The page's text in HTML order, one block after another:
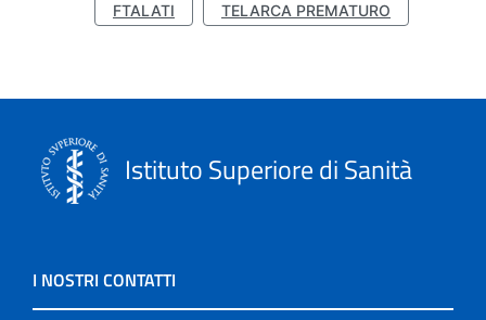
FTALATI
TELARCA PREMATURO
Istituto Superiore di Sanità
I NOSTRI CONTATTI